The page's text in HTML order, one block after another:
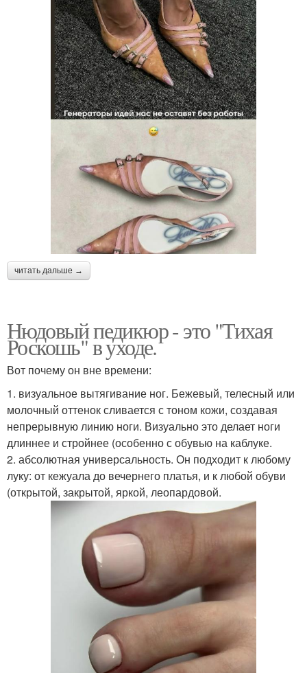
читать дальше →
Нюдовый педикюр - это "Тихая
Роскошь" в уходе.
Вот почему он вне времени:
1. визуальное вытягивание ног. Бежевый, телесный или
молочный оттенок сливается с тоном кожи, создавая
непрерывную линию ноги. Визуально это делает ноги
длиннее и стройнее (особенно с обувью на каблуке.
2. абсолютная универсальность. Он подходит к любому
луку: от кежуала до вечернего платья, и к любой обуви
(открытой, закрытой, яркой, леопардовой.